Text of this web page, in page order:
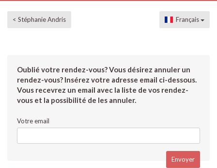
< Stéphanie Andris Français
Oublié votre rendez-vous? Vous désirez annuler un
rendez-vous? Insérez votre adresse email ci-dessous.
Vous recevrez un email avec la liste de vos rendez-
vous et la possibilité de les annuler.
Votre email